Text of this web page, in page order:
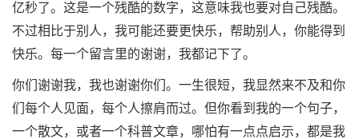
亿秒了。这是一个残酷的数字，这意味我也要对自己残酷。
不过相比于别人，我可能还要更快乐，帮助别人，你能得到
快乐。每一个留言里的谢谢，我都记下了。
你们谢谢我，我也谢谢你们。一生很短，我显然来不及和你
们每个人见面，每个人擦肩而过。但你看到我的一个句子，
一个散文，或者一个科普文章，哪怕有一点点启示，都是我